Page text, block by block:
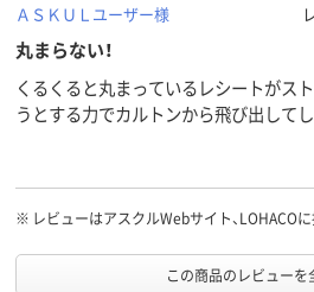
ＡＳＫＵＬユーザー様
丸まらない！
くるくると丸まっているレシートがス
うとする力でカルトンから飛び出して
に乗せる前に縦に折り目を軽く入れた
できてありがたいです。
※ レビューはアスクルWebサイト、LOHACO
この商品のレビューを